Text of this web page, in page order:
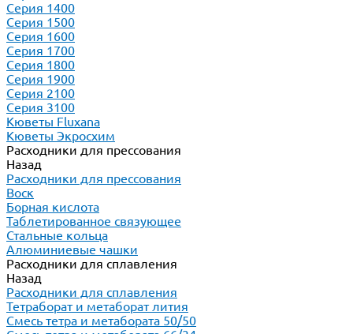
Серия 1400
Серия 1500
Серия 1600
Серия 1700
Серия 1800
Серия 1900
Серия 2100
Серия 3100
Кюветы Fluxana
Кюветы Экросхим
Расходники для прессования
Назад
Расходники для прессования
Воск
Борная кислота
Таблетированное связующее
Стальные кольца
Алюминиевые чашки
Расходники для сплавления
Назад
Расходники для сплавления
Тетраборат и метаборат лития
Смесь тетра и метабората 50/50